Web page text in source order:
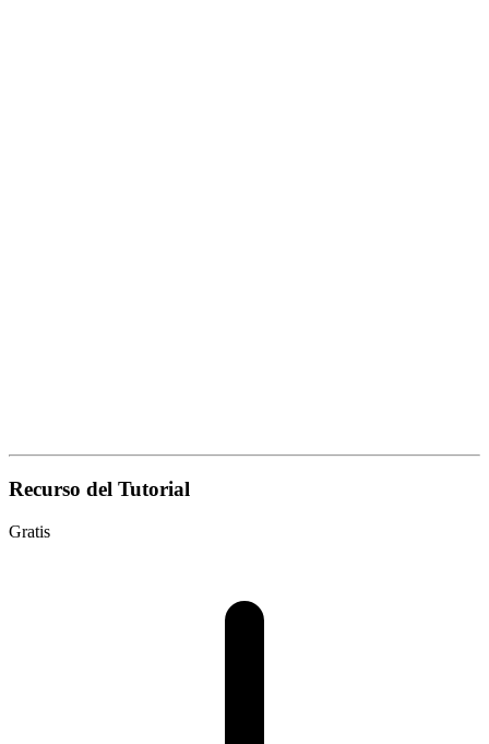
Recurso del Tutorial
Gratis